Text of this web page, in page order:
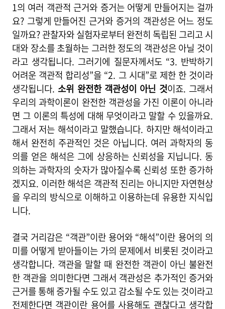
1의 여러 객관적 근거와 증거는 어떻게 만들어지는 걸까
요? 그렇게 만들어진 근거와 증거의 객관성은 어느 정도
일까요? 관찰자와 실험자로부터 완전히 독립된 그리고 시
대와 장소를 초월하는 그러한 정도의 객관성은 아닐 것이
라고 생각됩니다. 그러기에 질문자께서도 “3. 반박하기
어려운 객관적 합리성”을 “2. 그 시대”로 제한 한 것이라
생각됩니다. 소위 완전한 객관성이 아닌 것이죠. 그래서
우리의 과학이론이 완전한 객관성을 가진 이론이 아니라
면 그 이론의 특성에 대해 무엇이라고 말할 수 있을까요.
그래서 저는 해석이라고 말했습니다. 하지만 해석이라고
해서 완전히 주관적인 것은 아닙니다. 여러 과학자의 동
의를 얻은 해석은 그에 상응하는 신뢰성을 지닙니다. 동
의하는 과학자의 숫자가 많아질수록 신뢰성 또한 증가하
겠지요. 이러한 해석은 객관적 진리는 아니지만 자연현상
을 우리의 방식으로 이해하고 이용하는데 유용한 지식입
니다.
결국 거리감은 “객관”이란 용어와 “해석”이란 용어의 의
미를 어떻게 받아들이는 가의 문제에서 비롯된 것이라고
생각합니다. 객관을 말할 때 완전한 객관이 아닌 불완전
한 객관을 의미한다면 그래서 객관성은 추가적인 증거와
근거를 통해 증가될 수도 있고 감소될 수도 있는 것이라고
전제한다면 객관이란 용어를 사용해도 괜찮다고 생각합